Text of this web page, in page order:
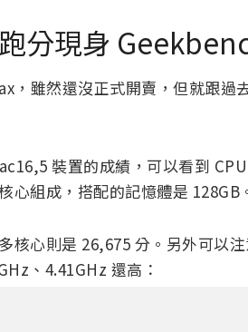
分現身
，雖然還沒正式開賣，但就跟過
裝置的成績，可以看到
心組成，搭配的記憶體是 128GB
核心則是 26,675 分。另外可以
、4.41GHz 還高：